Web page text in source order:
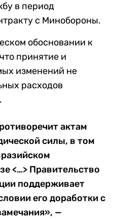
в период
с Минобороны.
обосновании к
принятие и
изменений не
расходов
актам
силы, в том
<…> Правительство
поддерживает
его доработки с
—